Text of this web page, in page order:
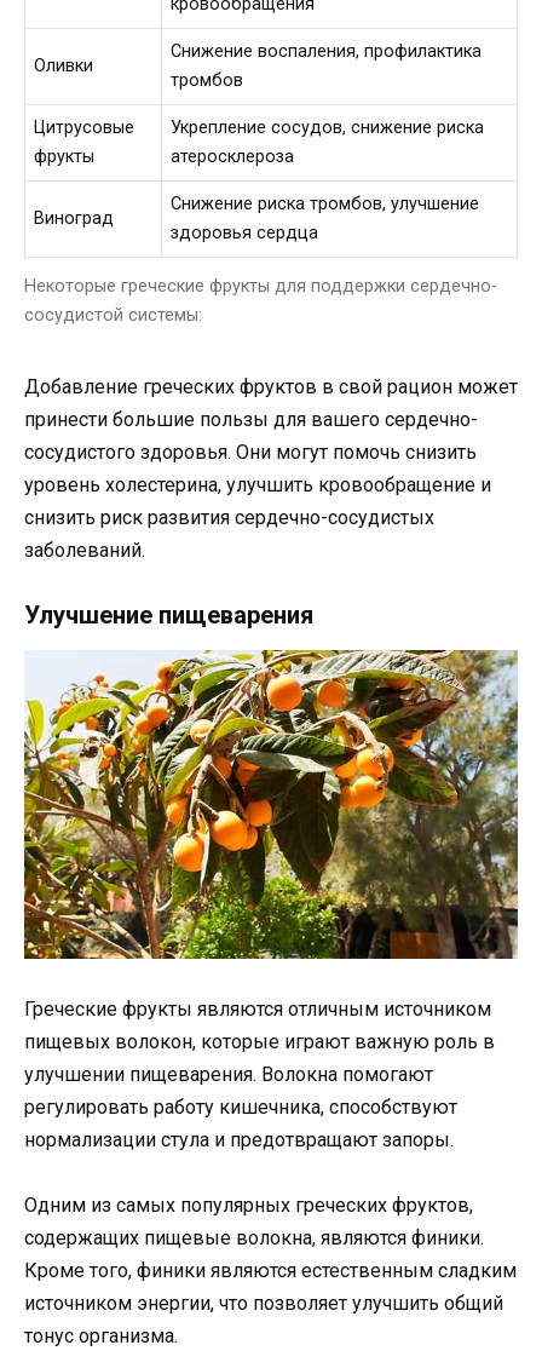
Некоторые греческие фрукты для поддержки сердечно-
сосудистой системы:
Оливки
Снижение воспаления, профилактика
тромбов
Цитрусовые
фрукты
Укрепление сосудов, снижение риска
атеросклероза
Виноград
Снижение риска тромбов, улучшение
здоровья сердца
Добавление греческих фруктов в свой рацион может
принести большие пользы для вашего сердечно-
сосудистого здоровья. Они могут помочь снизить
уровень холестерина, улучшить кровообращение и
снизить риск развития сердечно-сосудистых
заболеваний.
Улучшение пищеварения
Греческие фрукты являются отличным источником
пищевых волокон, которые играют важную роль в
улучшении пищеварения. Волокна помогают
регулировать работу кишечника, способствуют
нормализации стула и предотвращают запоры.
Одним из самых популярных греческих фруктов,
содержащих пищевые волокна, являются финики.
Кроме того, финики являются естественным сладким
источником энергии, что позволяет улучшить общий
тонус организма.